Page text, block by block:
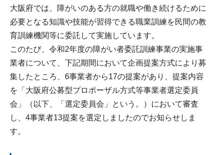
大阪府では、障がいのある方の就職や働き続けるために
必要となる知識や技能が習得できる職業訓練を民間の教
育訓練機関等に委託して実施しています。
このたび、令和2年度の障がい者委託訓練事業の実施事
業者について、下記期間において企画提案方式により募
集したところ、6事業者から17の提案があり、提案内容
を「大阪府公募型プロポーザル方式等事業者選定委員
会」（以下、「選定委員会」という。）において審査
し、4事業者13提案を選定しましたのでお知らせしま
す。